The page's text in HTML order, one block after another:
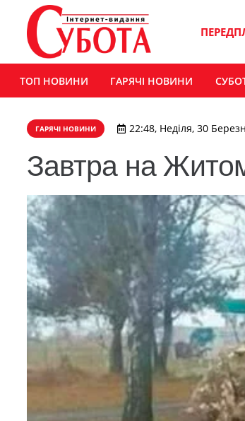
ТОП НОВИНИ ГАРЯЧІ НОВИНИ
ГАРЯЧІ НОВИНИ 22:48, Неділя, 30
Завтра на